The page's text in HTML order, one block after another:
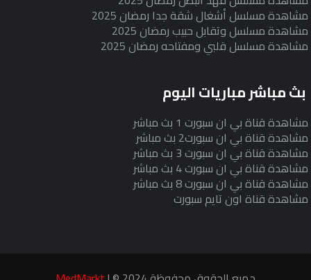
مشاهدة مسلسل أشغال شقة جدا رمضان 2025
مشاهدة مسلسل وتقابل حبيب رمضان 2025
مشاهدة مسلسل قلبي ومفتاحه رمضان 2025
بث مباشر مباريات اليوم
مشاهدة قناة بي ان سبورت 1 بث مباشر
مشاهدة قناة بي ان سبورت2 بث مباشر
مشاهدة قناة بي ان سبورت 3 بث مباشر
مشاهدة قناة بي ان سبورت 4 بث مباشر
مشاهدة قناة بي ان سبورت 8 بث مباشر
مشاهدة قناة اون تايم سبورت